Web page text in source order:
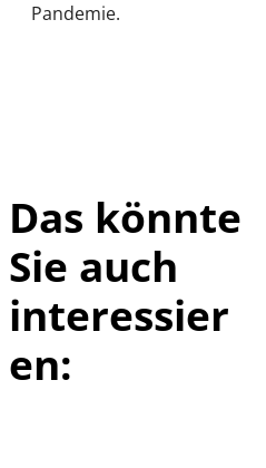
Pandemie.
Das könnte
Sie auch
interessier
en: